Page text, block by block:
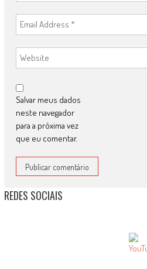
Salvar meus dados
neste navegador
para a próxima vez
que eu comentar.
REDES SOCIAIS